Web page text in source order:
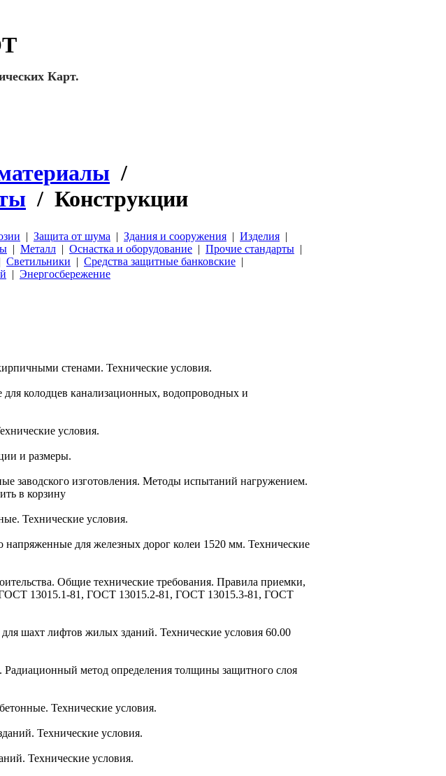
Карт.
/
/ Конструкции
| Защита от шума | Здания и сооружения | Изделия |
| Металл | Оснастка и оборудование | Прочие стандарты |
Светильники | Средства защитные банковские |
| Энергосбережение
стенами. Технические условия.
колодцев канализационных, водопроводных и
условия.
и размеры.
заводского изготовления. Методы испытаний нагружением.
в корзину
Технические условия.
для железных дорог колеи 1520 мм. Технические
Общие технические требования. Правила приемки,
ГОСТ 13015.1-81, ГОСТ 13015.2-81, ГОСТ 13015.3-81, ГОСТ
шахт лифтов жилых зданий. Технические условия 60.00
метод определения толщины защитного слоя
Технические условия.
Технические условия.
Технические условия.